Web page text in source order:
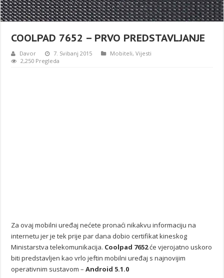
COOLPAD 7652 – PRVO PREDSTAVLJANJE
Davor 7. Svibanj 2015 Mobiteli,Vijesti
2,250 Pregleda
Za ovaj mobilni uređaj nećete pronaći nikakvu informaciju na
internetu jer je tek prije par dana dobio certifikat kineskog
Ministarstva telekomunikacija. Coolpad 7652će vjerojatno uskoro
biti predstavljen kao vrlo jeftin mobilni uređaj s najnovijim
operativnim sustavom –Android 5.1.0